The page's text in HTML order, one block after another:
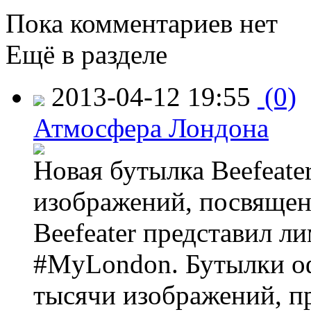
Пока комментариев нет
Ещё в разделе
2013-04-12 19:55 (0)
Атмосфера Лондона
Новая бутылка
изображений,
Beefeater представил
#MyLondon. Бутылки
тысячи изображений,